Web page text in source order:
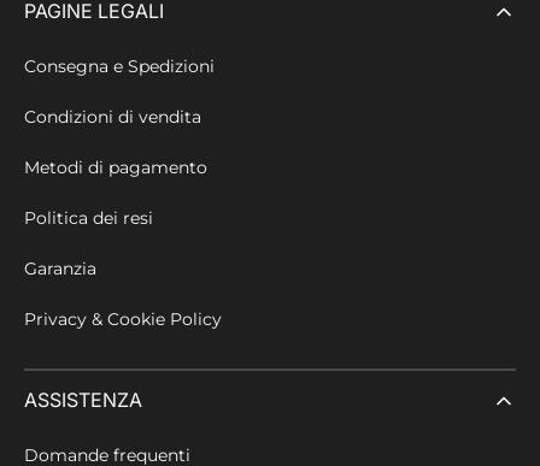
PAGINE LEGALI
Consegna e Spedizioni
Condizioni di vendita
Metodi di pagamento
Politica dei resi
Garanzia
Privacy & Cookie Policy
ASSISTENZA
Domande frequenti